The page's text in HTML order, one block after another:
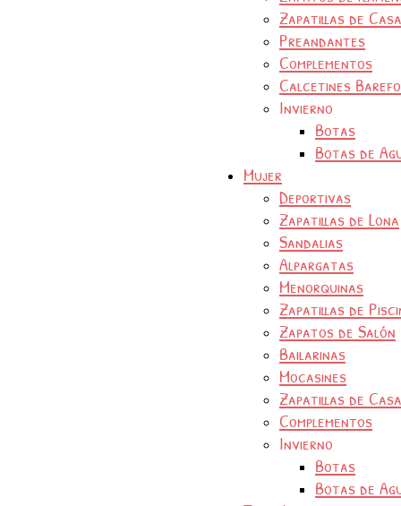
Zapatillas de Casa
Preandantes
Complementos
Calcetines
Invierno
Botas
Botas de
Mujer
Deportivas
Zapatillas de Lona
Sandalias
Alpargatas
Menorquinas
Zapatillas de
Zapatos de Salón
Bailarinas
Mocasines
Zapatillas de Casa
Complementos
Invierno
Botas
Botas de